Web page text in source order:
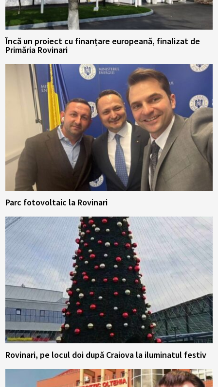
Încă un proiect cu finanțare europeană, finalizat de
Primăria Rovinari
Parc fotovoltaic la Rovinari
Rovinari, pe locul doi după Craiova la iluminatul festiv